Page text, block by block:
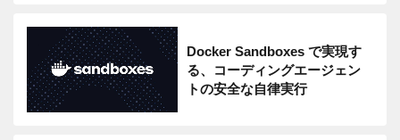
Docker Sandboxes で実現す
る、コーディングエージェン
トの安全な自律実行